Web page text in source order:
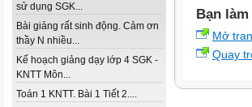
sử dụng SGK...
Bài giảng rất sinh động. Cảm ơn
thầy N nhiều...
Kế hoạch giảng dạy lớp 4 SGK -
KNTT Môn...
Toán 1 KNTT. Bài 1 Tiết 2....
Bạn
Mở
Quay